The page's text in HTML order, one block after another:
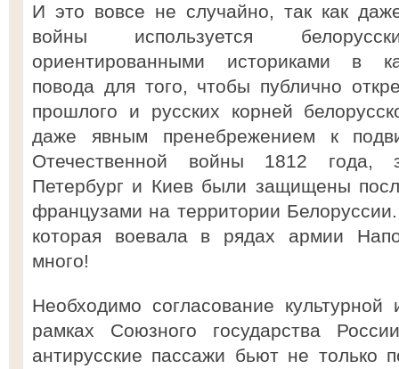
И это вовсе не случайно, так как
войны используется
ориентированными историками в
повода для того, чтобы публично
прошлого и русских корней
даже явным пренебрежением к
Отечественной войны 1812 года,
Петербург и Киев были защищены
французами на территории
которая воевала в рядах армии
много!
Необходимо согласование культурной
рамках Союзного государства
антирусские пассажи бьют не